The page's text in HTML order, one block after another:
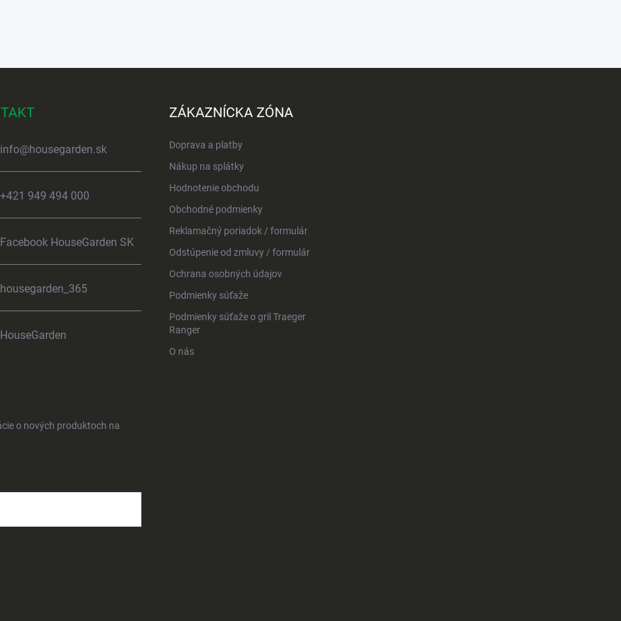
info@housegarden.sk
+421 949 494 000
Facebook HouseGarden SK
housegarden_365
HouseGarden
ZÁKAZNÍCKA ZÓNA
Doprava a platby
Nákup na splátky
Hodnotenie obchodu
Obchodné podmienky
Reklamačný poriadok / formulár
Odstúpenie od zmluvy / formulár
Ochrana osobných údajov
Podmienky súťaže
Podmienky súťaže o gril Traeger
Ranger
O nás
o nových produktoch na